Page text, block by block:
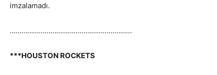
imzalamadı.
………………………………………………………
***HOUSTON ROCKETS